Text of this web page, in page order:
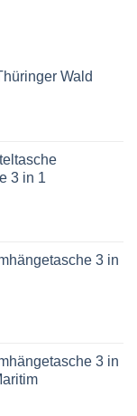
Wald
3 in 1
3 in
3 in